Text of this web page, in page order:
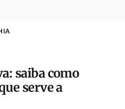
saiba como
serve a